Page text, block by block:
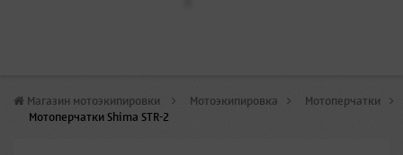
Магазин мотоэкипировки > Мотоэкипировка > Мотоперчатки
Мотоперчатки Shima STR-2